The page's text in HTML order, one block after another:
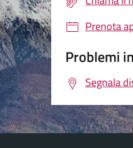
Prenota
Problemi
Segnala